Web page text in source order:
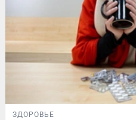
ЗДОРОВЬЕ